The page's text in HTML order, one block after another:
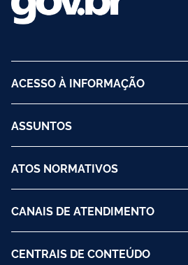
ACESSO À INFORMAÇÃO
ASSUNTOS
ATOS NORMATIVOS
CANAIS DE ATENDIMENTO
CENTRAIS DE CONTEÚDO